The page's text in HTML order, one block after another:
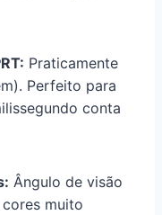
Praticamente
Perfeito para
conta
Ângulo de visão
muito